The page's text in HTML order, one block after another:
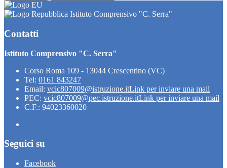
Istituto Comprensivo "C. Serra"
Contatti
Istituto Comprensivo "C. Serra"
Corso Roma 109 - 13044 Crescentino (VC)
Tel: 0161 843247
Email: vcic807009@istruzione.itLink per inviare una mail
PEC: vcic807009@pec.istruzione.itLink per inviare una mail
C.F.: 94023360020
Seguici su
Facebook